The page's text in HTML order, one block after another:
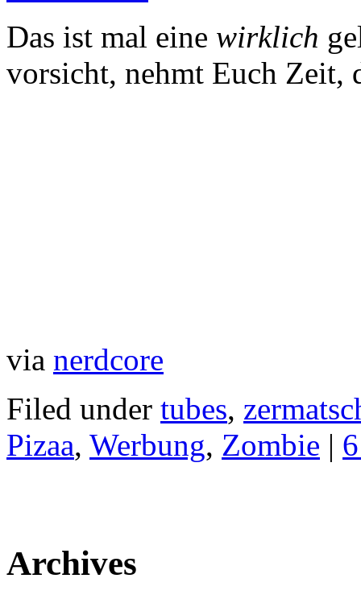
Das ist mal eine wirklich
vorsicht, nehmt Euch Zeit,
via nerdcore
Filed under tubes,
Pizaa, Werbung, Zombie |
Archives